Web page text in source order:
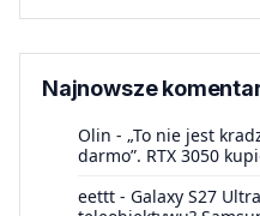
Najnowsze
Olin - „To nie jest
darmo”. RTX 3050
eettt - Galaxy S27